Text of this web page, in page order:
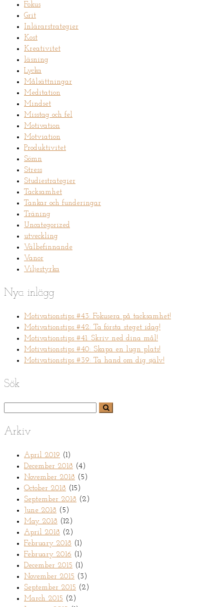
Fokus
Grit
Inlärarstrategier
Kost
Kreativitet
läsning
Lycka
Målsättningar
Meditation
Mindset
Misstag och fel
Motivation
Motviation
Produktivitet
Sömn
Stress
Studiestrategier
Tacksamhet
Tankar och funderingar
Träning
Uncategorized
utveckling
Välbefinnande
Vanor
Viljestyrka
Nya inlägg
Motivationstips #43: Fokusera på tacksamhet!
Motivationstips #42: Ta första steget idag!
Motivationstips #41: Skriv ned dina mål!
Motivationstips #40: Skapa en lugn plats!
Motivationstips #39: Ta hand om dig själv!
Sök
Arkiv
April 2019 (1)
December 2018 (4)
November 2018 (5)
October 2018 (15)
September 2018 (2)
June 2018 (5)
May 2018 (12)
April 2018 (2)
February 2018 (1)
February 2016 (1)
December 2015 (1)
November 2015 (3)
September 2015 (2)
March 2015 (2)